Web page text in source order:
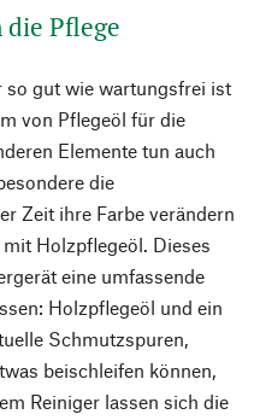
die Pflege
so gut wie wartungsfrei ist
von Pflegeöl für die
Elemente tun auch
die
Zeit ihre Farbe verändern
Holzpflegeöl. Dieses
eine umfassende
Holzpflegeöl und ein
Schmutzspuren,
beischleifen können,
Reiniger lassen sich die